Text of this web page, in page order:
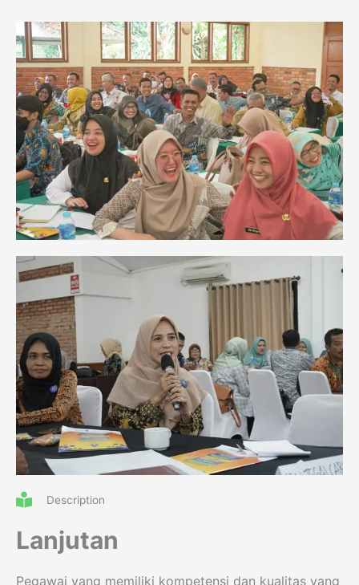
Description
Lanjutan
Pegawai yang memiliki kompetensi dan kualitas yang